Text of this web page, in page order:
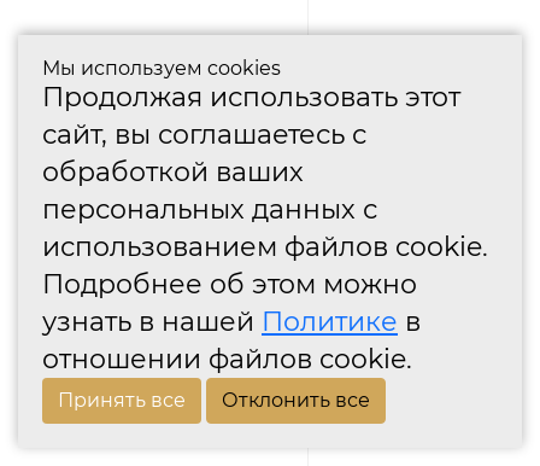
Мы используем cookies
Продолжая использовать этот
сайт, вы соглашаетесь с
обработкой ваших
персональных данных с
использованием файлов cookie.
Подробнее об этом можно
узнать в нашей Политике в
отношении файлов cookie.
Принять все Отклонить все